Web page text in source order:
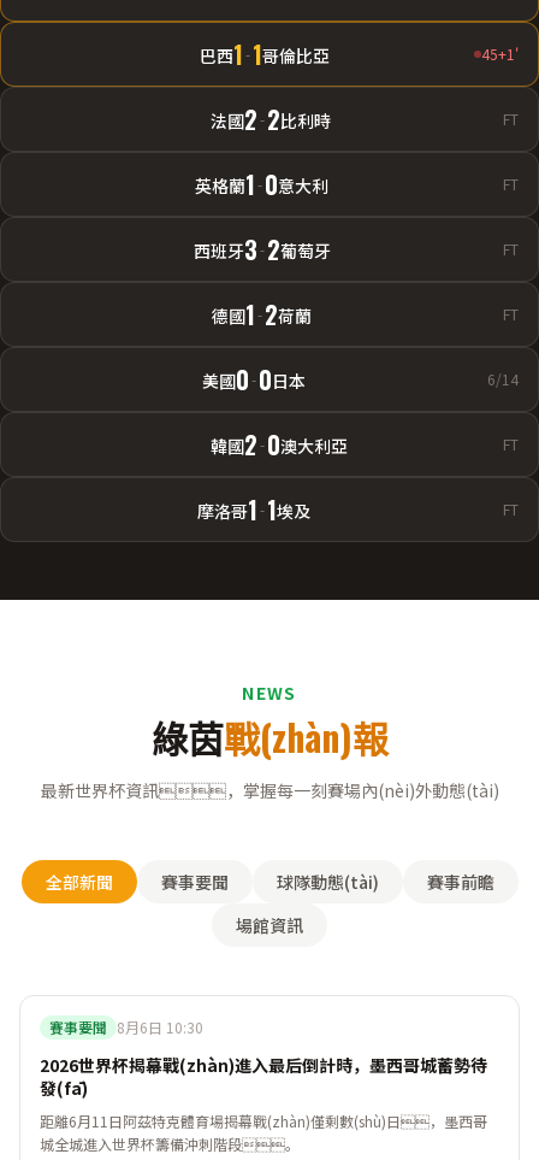
巴西1- 1哥倫比亞 45+1'
法國2- 2比利時 FT
英格蘭1-0意大利 FT
西班牙3- 2葡萄牙 FT
德國1-2荷蘭 FT
美國0-0日本 6/14
韓國2- 0澳大利亞 FT
摩洛哥1- 1埃及 FT
NEWS
綠茵戰(zhàn)報
最新世界杯資訊，掌握每一刻賽場內(nèi)外動態(tài)
全部新聞 賽事要聞 球隊動態(tài)
賽事前瞻
場館資訊
賽事要聞 8月6日 10:30
2026世界杯揭幕戰(zhàn)進入最后倒計時，墨西哥城蓄勢待
發(fā)
距離6月11日阿茲特克體育場揭幕戰(zhàn)僅剩數(shù)日，墨西哥
城全城進入世界杯籌備沖刺階段。